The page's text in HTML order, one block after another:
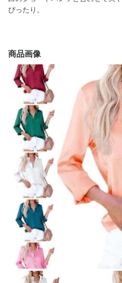
ぴったり。
商品画像